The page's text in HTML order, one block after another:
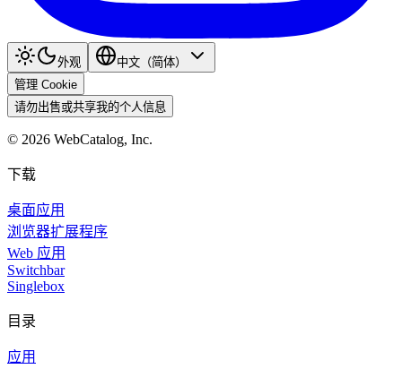
外观
中文（简体）
管理 Cookie
请勿出售或共享我的个人信息
© 2026 WebCatalog, Inc.
下载
桌面应用
浏览器扩展程序
Web 应用
Switchbar
Singlebox
目录
应用